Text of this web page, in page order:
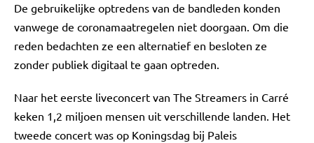
De gebruikelijke optredens van de bandleden konden
vanwege de coronamaatregelen niet doorgaan. Om die
reden bedachten ze een alternatief en besloten ze
zonder publiek digitaal te gaan optreden.
Naar het eerste liveconcert van The Streamers in Carré
keken 1,2 miljoen mensen uit verschillende landen. Het
tweede concert was op Koningsdag bij Paleis